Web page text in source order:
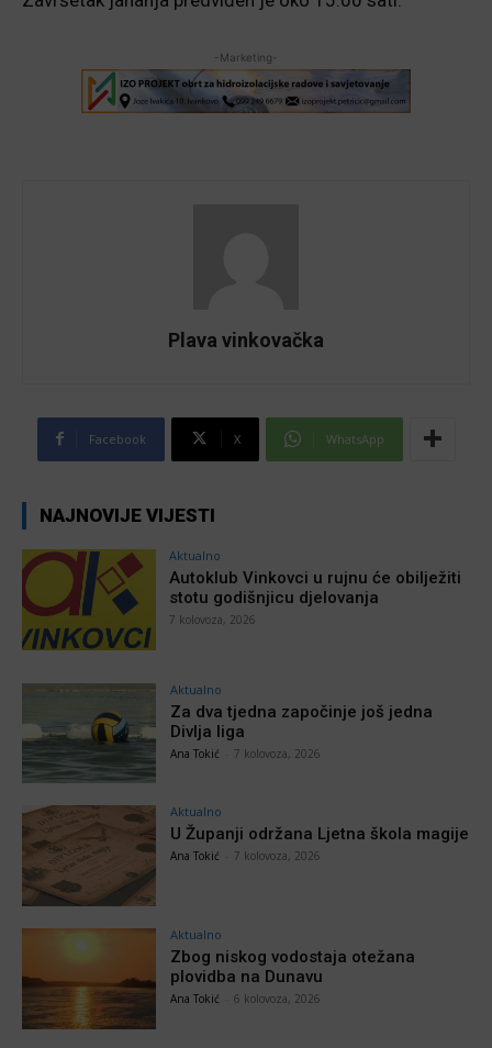
-Marketing-
Plava vinkovačka
Facebook X WhatsApp
NAJNOVIJE VIJESTI
Aktualno
Autoklub Vinkovci u rujnu će obilježiti
stotu godišnjicu djelovanja
7 kolovoza, 2026
Aktualno
Za dva tjedna započinje još jedna
Divlja liga
Ana Tokić 7 kolovoza, 2026
Aktualno
U Županji održana Ljetna škola magije
Ana Tokić 7 kolovoza, 2026
Aktualno
Zbog niskog vodostaja otežana
plovidba na Dunavu
Ana Tokić 6 kolovoza, 2026